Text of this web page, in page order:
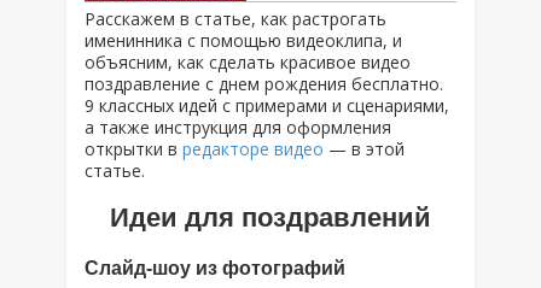
Расскажем в статье, как растрогать
именинника с помощью видеоклипа, и
объясним, как сделать красивое видео
поздравление с днем рождения бесплатно.
9 классных идей с примерами и сценариями,
а также инструкция для оформления
открытки в редакторе видео — в этой
статье.
Идеи для поздравлений
Слайд-шоу из фотографий